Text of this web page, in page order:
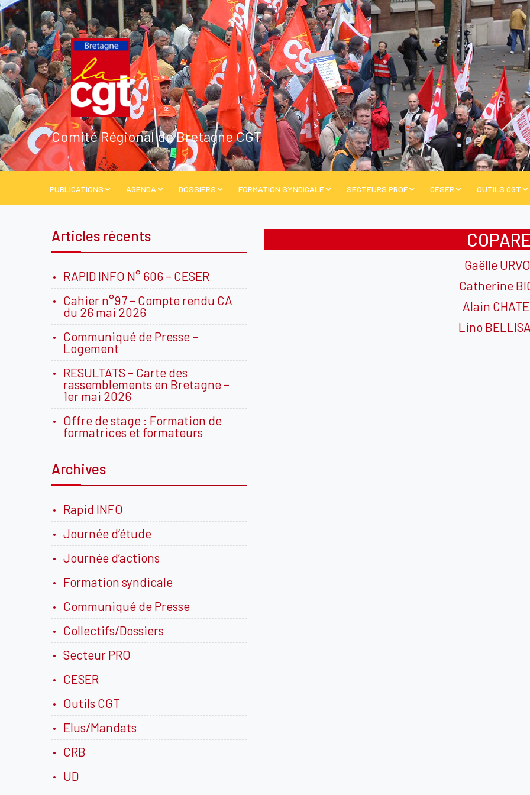
Comité Régional de Bretagne CGT
PUBLICATIONS AGENDA DOSSIERS FORMATION SYNDICALE SECTEURS PROF CESER OUTILS CGT
Gaëlle
Catherine
Alain
Lino
Articles récents
RAPID INFO N° 606 – CESER
Cahier n°97 – Compte rendu CA
du 26 mai 2026
Communiqué de Presse –
Logement
RESULTATS – Carte des
rassemblements en Bretagne –
1er mai 2026
Offre de stage : Formation de
formatrices et formateurs
Archives
Rapid INFO
Journée d’étude
Journée d’actions
Formation syndicale
Communiqué de Presse
Collectifs/Dossiers
Secteur PRO
CESER
Outils CGT
Elus/Mandats
CRB
UD